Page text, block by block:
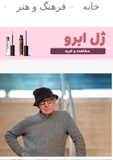
منوی ناوبری خرده نان
خانه فرهنگ و هنر